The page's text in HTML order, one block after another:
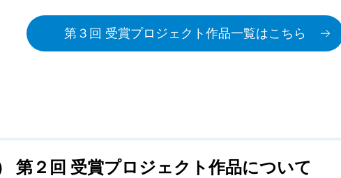
第３回 受賞プロジェクト作品一覧はこちら
第２回 受賞プロジェクト作品について